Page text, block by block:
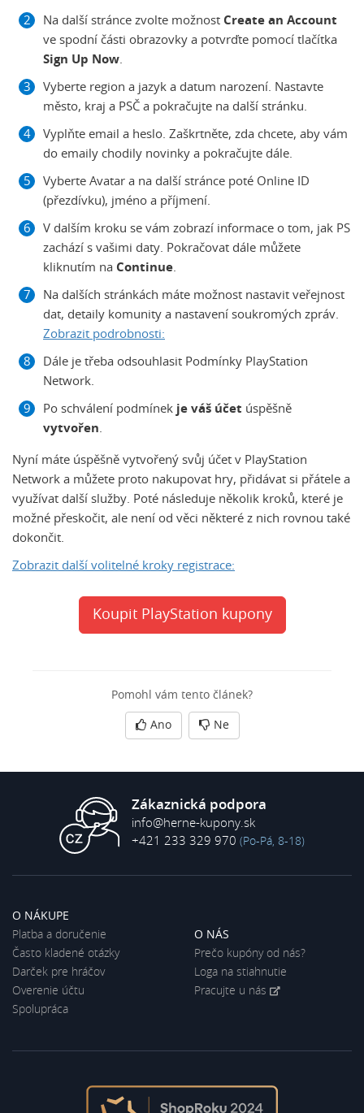
Na další stránce zvolte možnost Create an Account
ve spodní části obrazovky a potvrďte pomocí tlačítka
Sign Up Now.
Vyberte region a jazyk a datum narození. Nastavte
město, kraj a PSČ a pokračujte na další stránku.
Vyplňte email a heslo. Zaškrtněte, zda chcete, aby vám
do emaily chodily novinky a pokračujte dále.
Vyberte Avatar a na další stránce poté Online ID
(přezdívku), jméno a příjmení.
V dalším kroku se vám zobrazí informace o tom, jak PS
zachází s vašimi daty. Pokračovat dále můžete
kliknutím na Continue.
Na dalších stránkách máte možnost nastavit veřejnost
dat, detaily komunity a nastavení soukromých zpráv.
Zobrazit podrobnosti:
Dále je třeba odsouhlasit Podmínky PlayStation
Network.
Po schválení podmínek je váš účet úspěšně
vytvořen.
Nyní máte úspěšně vytvořený svůj účet v PlayStation
Network a můžete proto nakupovat hry, přidávat si přátele a
využívat další služby. Poté následuje několik kroků, které je
možné přeskočit, ale není od věci některé z nich rovnou také
dokončit.
Zobrazit další volitelné kroky registrace:
Koupit PlayStation kupony
Pomohl vám tento článek?
Ano Ne
Zákaznická podpora
info@herne-kupony.sk
+421 233 329 970 (Po-Pá, 8-18)
O NÁKUPE
Platba a doručenie
Často kladené otázky
Darček pre hráčov
Overenie účtu
Spolupráca
O NÁS
Prečo kupóny od nás?
Loga na stiahnutie
Pracujte u nás